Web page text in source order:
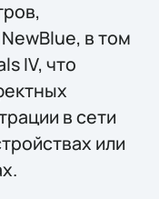
в том
IV, что
в сети
или